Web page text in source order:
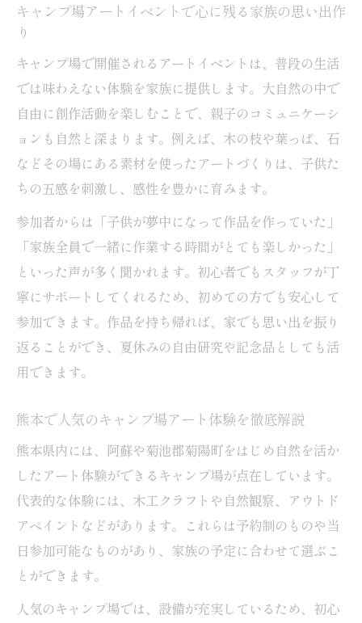
キャンプ場アートイベントで心に残る家族の思い出作
り
キャンプ場で開催されるアートイベントは、普段の生活
では味わえない体験を家族に提供します。大自然の中で
自由に創作活動を楽しむことで、親子のコミュニケーシ
ョンも自然と深まります。例えば、木の枝や葉っぱ、石
などその場にある素材を使ったアートづくりは、子供た
ちの五感を刺激し、感性を豊かに育みます。
参加者からは「子供が夢中になって作品を作っていた」
「家族全員で一緒に作業する時間がとても楽しかった」
といった声が多く聞かれます。初心者でもスタッフが丁
寧にサポートしてくれるため、初めての方でも安心して
参加できます。作品を持ち帰れば、家でも思い出を振り
返ることができ、夏休みの自由研究や記念品としても活
用できます。
熊本で人気のキャンプ場アート体験を徹底解説
熊本県内には、阿蘇や菊池郡菊陽町をはじめ自然を活か
したアート体験ができるキャンプ場が点在しています。
代表的な体験には、木工クラフトや自然観察、アウトド
アペイントなどがあります。これらは予約制のものや当
日参加可能なものがあり、家族の予定に合わせて選ぶこ
とができます。
人気のキャンプ場では、設備が充実しているため、初心